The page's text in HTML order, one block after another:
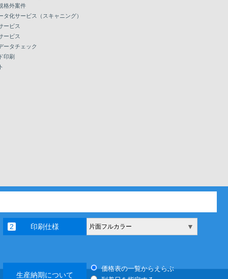
印刷仕様 片面フルカラー ▼
生産納期について
価格表の一覧からえらぶ
格外案件
タ化サービス（スキャニング）
ービス
ービス
ータチェック
印刷